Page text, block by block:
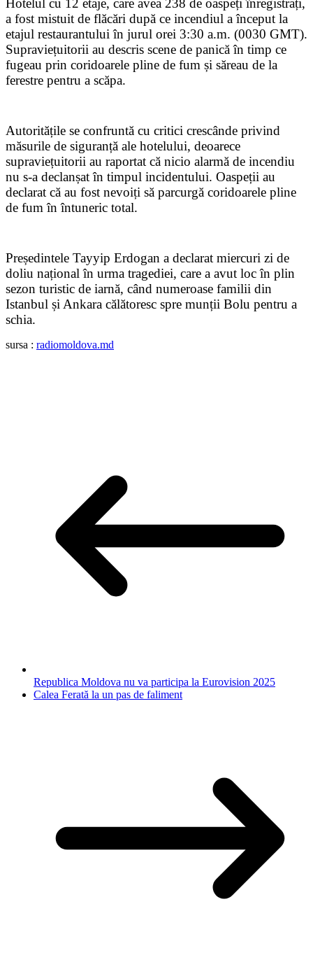
Hotelul cu 12 etaje, care avea 238 de oaspeți înregistrați,
a fost mistuit de flăcări după ce incendiul a început la
etajul restaurantului în jurul orei 3:30 a.m. (0030 GMT).
Supraviețuitorii au descris scene de panică în timp ce
fugeau prin coridoarele pline de fum și săreau de la
ferestre pentru a scăpa.
Autoritățile se confruntă cu critici crescânde privind
măsurile de siguranță ale hotelului, deoarece
supraviețuitorii au raportat că nicio alarmă de incendiu
nu s-a declanșat în timpul incidentului. Oaspeții au
declarat că au fost nevoiți să parcurgă coridoarele pline
de fum în întuneric total.
Președintele Tayyip Erdogan a declarat miercuri zi de
doliu național în urma tragediei, care a avut loc în plin
sezon turistic de iarnă, când numeroase familii din
Istanbul și Ankara călătoresc spre munții Bolu pentru a
schia.
sursa : radiomoldova.md
Republica Moldova nu va participa la Eurovision 2025
Calea Ferată la un pas de faliment